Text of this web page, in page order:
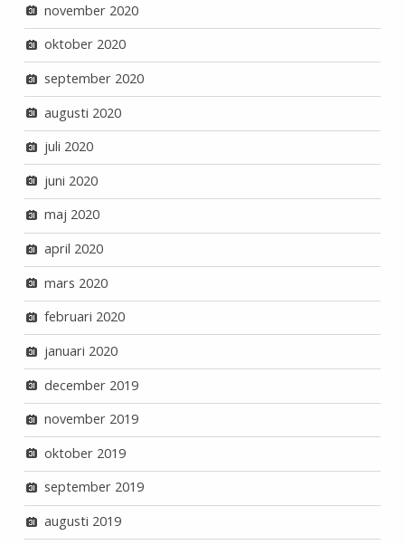
november 2020
oktober 2020
september 2020
augusti 2020
juli 2020
juni 2020
maj 2020
april 2020
mars 2020
februari 2020
januari 2020
december 2019
november 2019
oktober 2019
september 2019
augusti 2019